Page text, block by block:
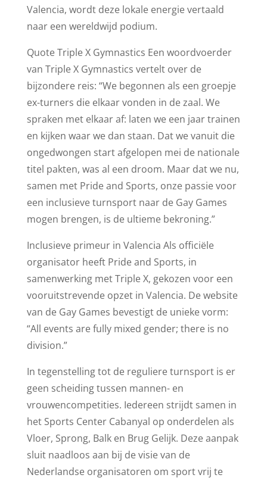
Valencia, wordt deze lokale energie vertaald
naar een wereldwijd podium.
Quote Triple X Gymnastics Een woordvoerder
van Triple X Gymnastics vertelt over de
bijzondere reis: “We begonnen als een groepje
ex-turners die elkaar vonden in de zaal. We
spraken met elkaar af: laten we een jaar trainen
en kijken waar we dan staan. Dat we vanuit die
ongedwongen start afgelopen mei de nationale
titel pakten, was al een droom. Maar dat we nu,
samen met Pride and Sports, onze passie voor
een inclusieve turnsport naar de Gay Games
mogen brengen, is de ultieme bekroning.”
Inclusieve primeur in Valencia Als officiële
organisator heeft Pride and Sports, in
samenwerking met Triple X, gekozen voor een
vooruitstrevende opzet in Valencia. De website
van de Gay Games bevestigt de unieke vorm:
“All events are fully mixed gender; there is no
division.”
In tegenstelling tot de reguliere turnsport is er
geen scheiding tussen mannen- en
vrouwencompetities. Iedereen strijdt samen in
het Sports Center Cabanyal op onderdelen als
Vloer, Sprong, Balk en Brug Gelijk. Deze aanpak
sluit naadloos aan bij de visie van de
Nederlandse organisatoren om sport vrij te